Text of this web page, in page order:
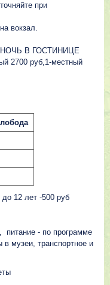
при
вокзал.
В ГОСТИНИЦЕ
2700 руб,1-местный
12 лет -500 руб
питание - по программе
музеи, транспортное и